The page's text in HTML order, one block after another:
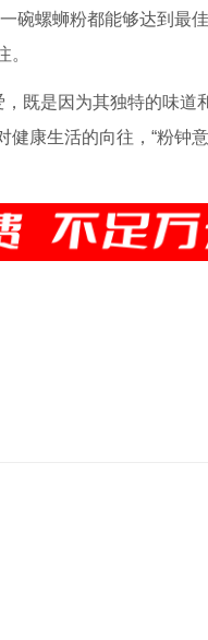
碗螺蛳粉都能够达到最
。
既是因为其独特的味
康生活的向往，“粉钟